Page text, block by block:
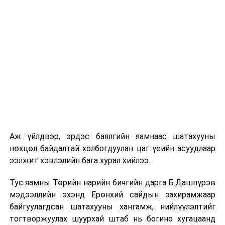
Аж үйлдвэр, эрдэс баялгийн яамнаас шатахууны
нөхцөл байдалтай холбогдуулан цаг үеийн асуудлаар
ээлжит хэвлэлийн бага хурал хийлээ.
Тус яамны Төрийн нарийн бичгийн дарга Б.Дашпүрэв
мэдээллийн эхэнд Ерөнхий сайдын захирамжаар
байгуулагдсан шатахууны хангамж, нийлүүлэлтийг
тогтворжуулах шуурхай штаб нь богино хугацаанд